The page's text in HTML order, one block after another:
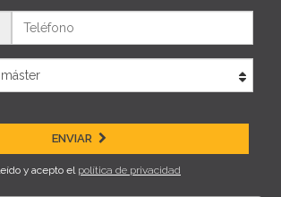
ENVIAR
y acepto el política de privacidad